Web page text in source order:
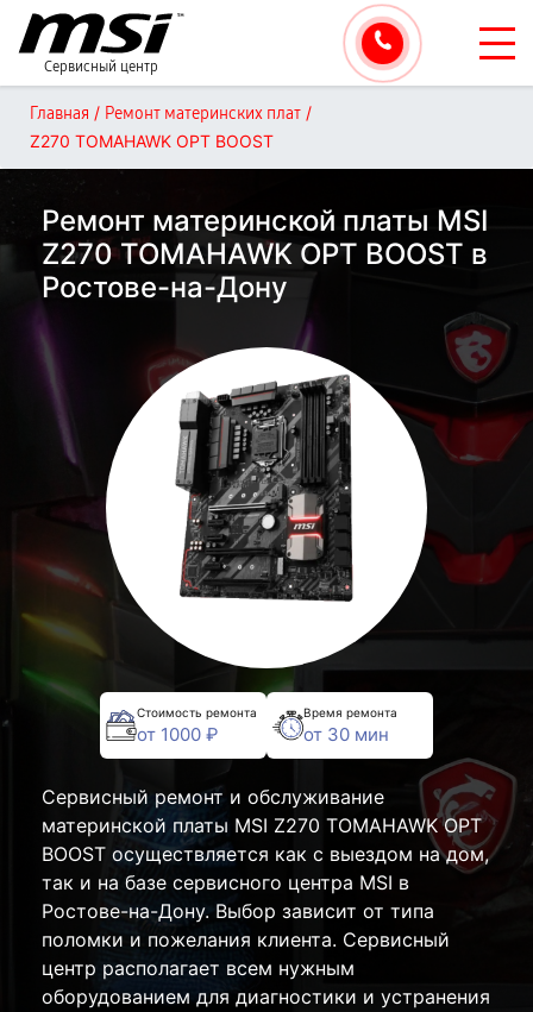
Сервисный центр
Главная / Ремонт материнских плат /
Z270 TOMAHAWK OPT BOOST
Ремонт материнской платы MSI
Z270 TOMAHAWK OPT BOOST в
Ростове-на-Дону
Стоимость ремонта
от 1000 ₽
Время ремонта
от 30 мин
Сервисный ремонт и обслуживание
материнской платы MSI Z270 TOMAHAWK OPT
BOOST осуществляется как с выездом на дом,
так и на базе сервисного центра MSI в
Ростове-на-Дону. Выбор зависит от типа
поломки и пожелания клиента. Сервисный
центр располагает всем нужным
оборудованием для диагностики и устранения